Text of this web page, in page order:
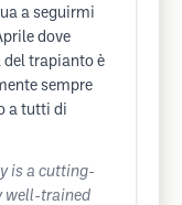
a seguirmi
dove
del trapianto è
sempre
a tutti di
is a cutting-
well-trained